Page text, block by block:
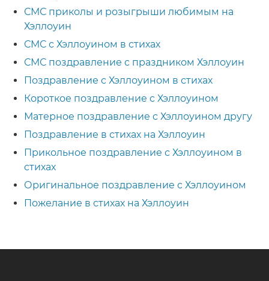
СМС приколы и розыгрыши любимым на
Хэллоуин
СМС с Хэллоуином в стихах
СМС поздравление с праздником Хэллоуин
Поздравление с Хэллоуином в стихах
Короткое поздравление с Хэллоуином
Матерное поздравление с Хэллоуином другу
Поздравление в стихах на Хэллоуин
Прикольное поздравление с Хэллоуином в
стихах
Оригинальное поздравление с Хэллоуином
Пожелание в стихах на Хэллоуин